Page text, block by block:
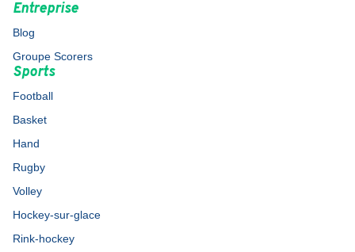
Entreprise
Blog
Groupe Scorers
Sports
Football
Basket
Hand
Rugby
Volley
Hockey-sur-glace
Rink-hockey